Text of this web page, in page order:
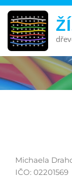
Michaela
IČO: 02201569